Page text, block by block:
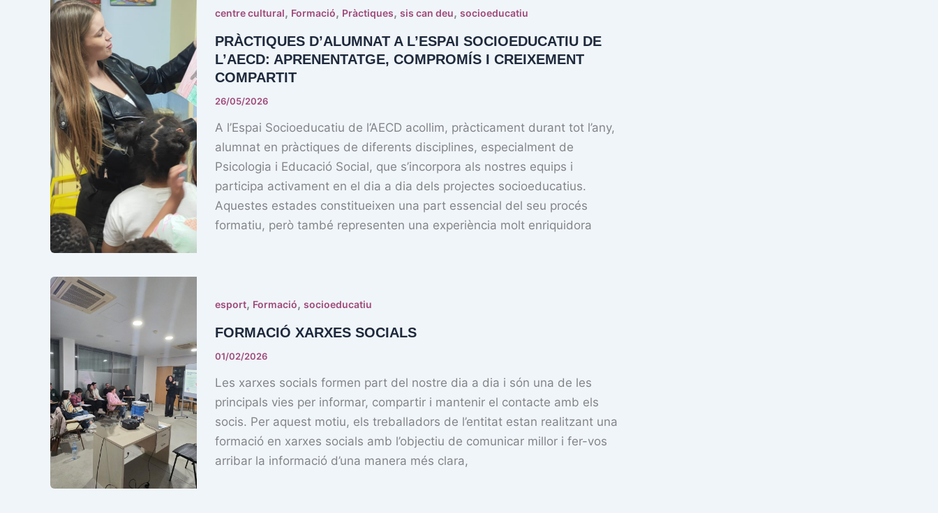
centre cultural, Formació, Pràctiques, sis can deu, socioeducatiu
PRÀCTIQUES D’ALUMNAT A L’ESPAI SOCIOEDUCATIU DE
L’AECD: APRENENTATGE, COMPROMÍS I CREIXEMENT
COMPARTIT
26/05/2026
A l’Espai Socioeducatiu de l’AECD acollim, pràcticament durant tot l’any,
alumnat en pràctiques de diferents disciplines, especialment de
Psicologia i Educació Social, que s’incorpora als nostres equips i
participa activament en el dia a dia dels projectes socioeducatius.
Aquestes estades constitueixen una part essencial del seu procés
formatiu, però també representen una experiència molt enriquidora
esport, Formació, socioeducatiu
FORMACIÓ XARXES SOCIALS
01/02/2026
Les xarxes socials formen part del nostre dia a dia i són una de les
principals vies per informar, compartir i mantenir el contacte amb els
socis. Per aquest motiu, els treballadors de l’entitat estan realitzant una
formació en xarxes socials amb l’objectiu de comunicar millor i fer-vos
arribar la informació d’una manera més clara,